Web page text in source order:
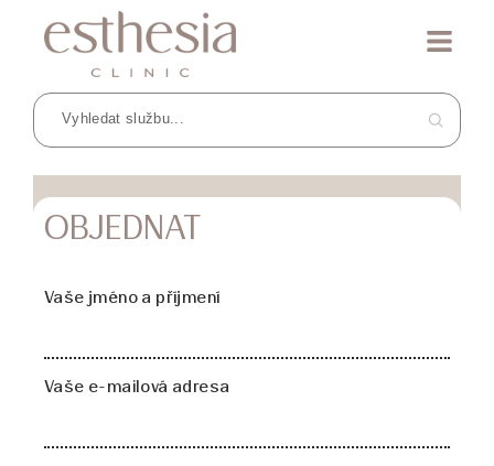
OBJEDNAT
Vaše jméno a příjmení
Vaše e-mailová adresa